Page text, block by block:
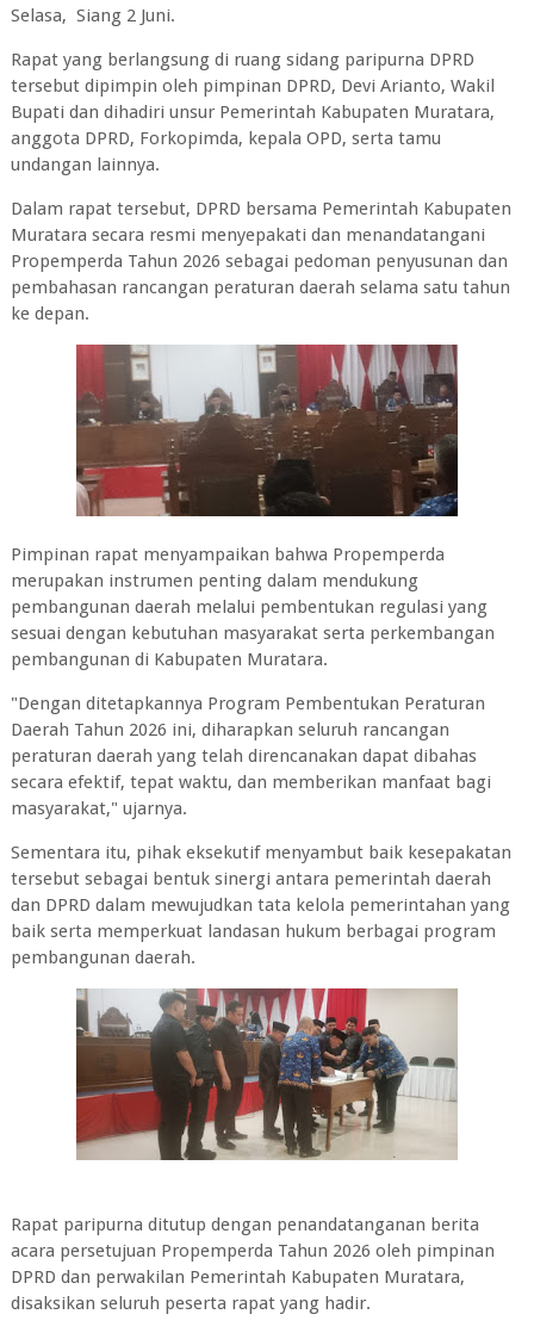
Selasa, Siang 2 Juni.
‎Rapat yang berlangsung di ruang sidang paripurna DPRD
tersebut dipimpin oleh pimpinan DPRD, Devi Arianto, Wakil
Bupati dan dihadiri unsur Pemerintah Kabupaten Muratara,
anggota DPRD, Forkopimda, kepala OPD, serta tamu
undangan lainnya.
‎Dalam rapat tersebut, DPRD bersama Pemerintah Kabupaten
Muratara secara resmi menyepakati dan menandatangani
Propemperda Tahun 2026 sebagai pedoman penyusunan dan
pembahasan rancangan peraturan daerah selama satu tahun
ke depan.
‎Pimpinan rapat menyampaikan bahwa Propemperda
merupakan instrumen penting dalam mendukung
pembangunan daerah melalui pembentukan regulasi yang
sesuai dengan kebutuhan masyarakat serta perkembangan
pembangunan di Kabupaten Muratara.
‎"Dengan ditetapkannya Program Pembentukan Peraturan
Daerah Tahun 2026 ini, diharapkan seluruh rancangan
peraturan daerah yang telah direncanakan dapat dibahas
secara efektif, tepat waktu, dan memberikan manfaat bagi
masyarakat," ujarnya.
Sementara itu, pihak eksekutif menyambut baik kesepakatan
tersebut sebagai bentuk sinergi antara pemerintah daerah
dan DPRD dalam mewujudkan tata kelola pemerintahan yang
baik serta memperkuat landasan hukum berbagai program
pembangunan daerah.
‎Rapat paripurna ditutup dengan penandatanganan berita
acara persetujuan Propemperda Tahun 2026 oleh pimpinan
DPRD dan perwakilan Pemerintah Kabupaten Muratara,
disaksikan seluruh peserta rapat yang hadir.